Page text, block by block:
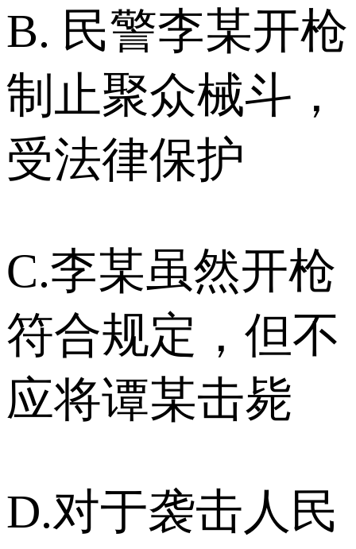
B. 民警李某开枪
制止聚众械斗，
受法律保护
C.李某虽然开枪
符合规定，但不
应将谭某击毙
D.对于袭击人民